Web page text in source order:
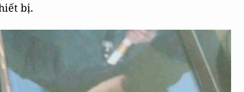
bị.